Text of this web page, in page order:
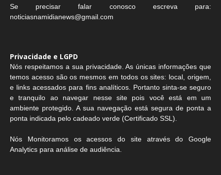
Se precisar falar conosco escreva para:
noticiasnamidianews@gmail.com
Privacidade e LGPD
Nós respeitamos a sua privacidade. As únicas informações que
temos acesso são os mesmos em todos os sites: local, origem,
e links acessados para fins analíticos. Portanto sinta-se seguro
e tranquilo ao navegar nesse site pois você está em um
ambiente protegido. A sua navegação está segura de ponta a
ponta indicada pelo cadeado verde (Certificado SSL).
Nós Monitoramos os acessos do site através do Google
Analytics para análise de audiência.